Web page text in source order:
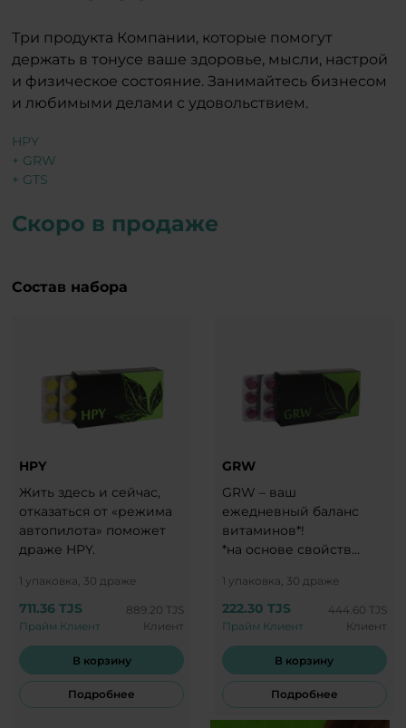
Три продукта Компании, которые помогут
держать в тонусе ваше здоровье, мысли, настрой
и физическое состояние. Занимайтесь бизнесом
и любимыми делами с удовольствием.
HPY
+ GRW
+ GTS
Скоро в продаже
Состав набора
HPY
Жить здесь и сейчас,
отказаться от «режима
автопилота» поможет
драже HPY.
1 упаковка, 30 драже
711.36 TJS
Прайм Клиент
889.20 TJS
Клиент
В корзину
Подробнее
GRW
GRW – ваш
ежедневный баланс
витаминов*!
*на основе свойств
ингредиентов
1 упаковка, 30 драже
222.30 TJS
Прайм Клиент
444.60 TJS
Клиент
В корзину
Подробнее